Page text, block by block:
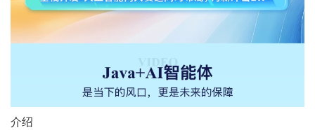
介绍